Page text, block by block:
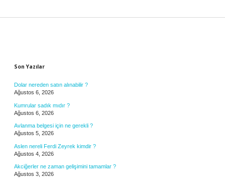
Son Yazılar
Dolar nereden satın alınabilir ?
Ağustos 6, 2026
Kumrular sadık mıdır ?
Ağustos 6, 2026
Avlanma belgesi için ne gerekli ?
Ağustos 5, 2026
Aslen nereli Ferdi Zeyrek kimdir ?
Ağustos 4, 2026
Akciğerler ne zaman gelişimini tamamlar ?
Ağustos 3, 2026